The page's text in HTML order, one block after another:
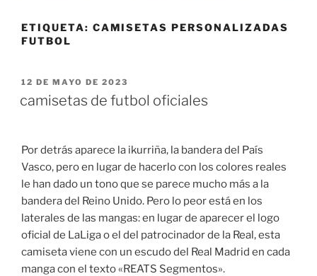
ETIQUETA: CAMISETAS PERSONALIZADAS
FUTBOL
PUBLICADO
12 DE MAYO DE 2023
camisetas de futbol oficiales
Por detrás aparece la ikurriña, la bandera del País
Vasco, pero en lugar de hacerlo con los colores reales
le han dado un tono que se parece mucho más a la
bandera del Reino Unido. Pero lo peor está en los
laterales de las mangas: en lugar de aparecer el logo
oficial de LaLiga o el del patrocinador de la Real, esta
camiseta viene con un escudo del Real Madrid en cada
manga con el texto «REATS Segmentos».